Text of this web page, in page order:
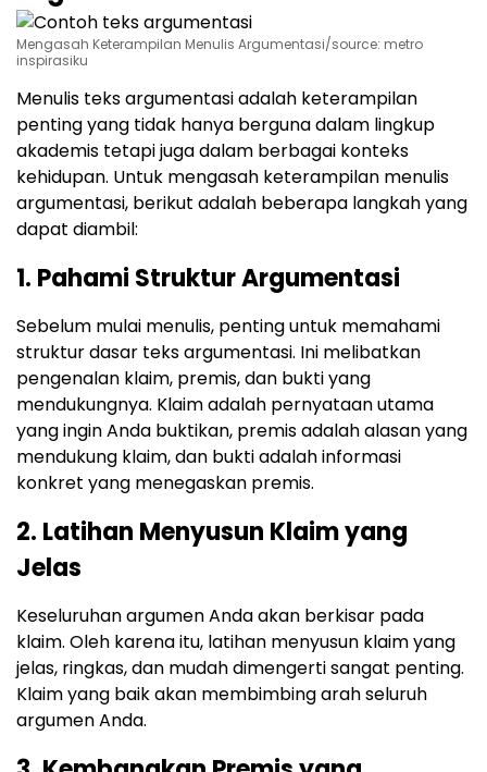
Mengasah Keterampilan Menulis Argumentasi/source: metro
inspirasiku
Menulis teks argumentasi adalah keterampilan
penting yang tidak hanya berguna dalam lingkup
akademis tetapi juga dalam berbagai konteks
kehidupan. Untuk mengasah keterampilan menulis
argumentasi, berikut adalah beberapa langkah yang
dapat diambil:
1. Pahami Struktur Argumentasi
Sebelum mulai menulis, penting untuk memahami
struktur dasar teks argumentasi. Ini melibatkan
pengenalan klaim, premis, dan bukti yang
mendukungnya. Klaim adalah pernyataan utama
yang ingin Anda buktikan, premis adalah alasan yang
mendukung klaim, dan bukti adalah informasi
konkret yang menegaskan premis.
2. Latihan Menyusun Klaim yang
Jelas
Keseluruhan argumen Anda akan berkisar pada
klaim. Oleh karena itu, latihan menyusun klaim yang
jelas, ringkas, dan mudah dimengerti sangat penting.
Klaim yang baik akan membimbing arah seluruh
argumen Anda.